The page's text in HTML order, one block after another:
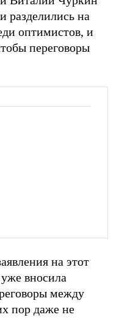
разделились на
оптимистов, и
переговоры
на этот
вносила
между
пор даже не